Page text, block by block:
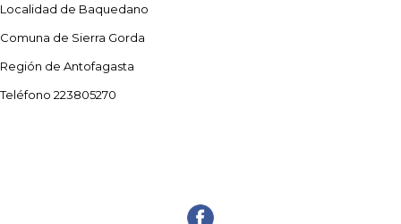
Localidad de Baquedano
Comuna de Sierra Gorda
Región de Antofagasta
Teléfono 223805270